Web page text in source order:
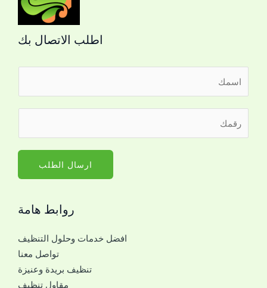
اطلب الاتصال بك
م
ارسال الطلب
روابط هامة
افضل خدمات وحلول التنظيف
تواصل معنا
تنظيف بريدة وعنيزة
مقاول تنظيف